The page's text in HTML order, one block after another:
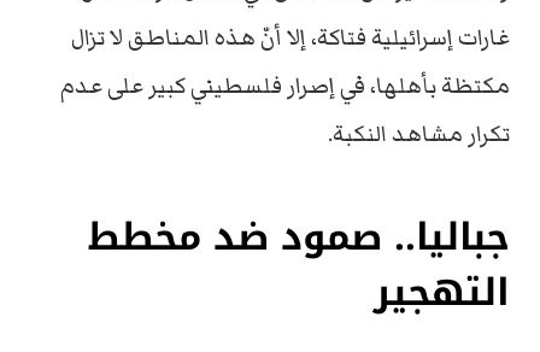
غارات إسرائيلية فتاكة، إلا أنّ هذه المناطق لا تزال
مكتظة بأهلها، في إصرار فلسطيني كبير على عدم
تكرار مشاهد النكبة.
جباليا.. صمود ضد مخطط
التهجير